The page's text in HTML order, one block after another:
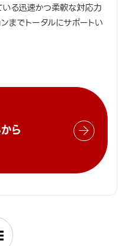
る迅速かつ柔軟な対応力
までトータルにサポートい
ら